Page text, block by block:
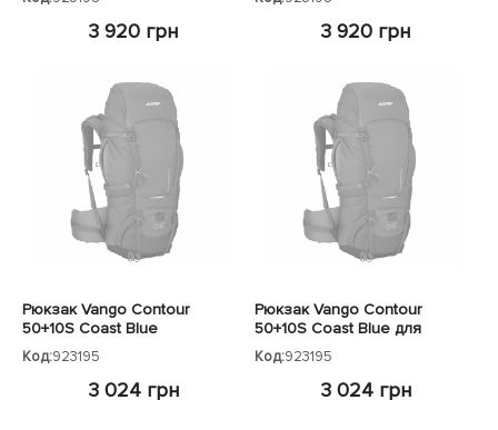
3 920 грн 3 920 грн
Рюкзак Vango Contour
50+10S Coast Blue
Код:923195
3 024 грн
Рюкзак Vango Contour
50+10S Coast Blue для
женщин
Код:923195
3 024 грн